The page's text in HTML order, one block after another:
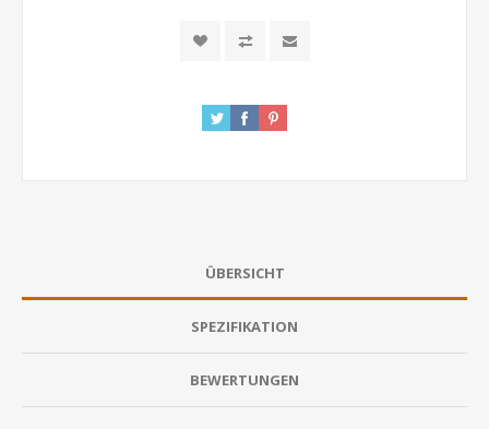
ÜBERSICHT
SPEZIFIKATION
BEWERTUNGEN